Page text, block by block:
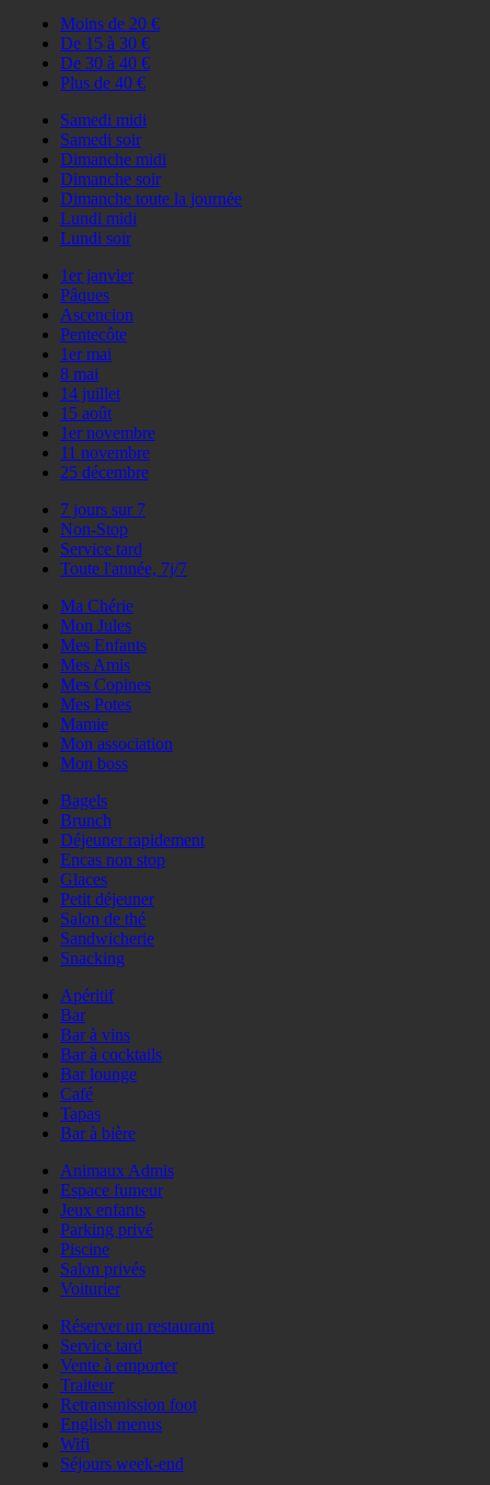
Moins de 20 €
De 15 à 30 €
De 30 à 40 €
Plus de 40 €
Samedi midi
Samedi soir
Dimanche midi
Dimanche soir
Dimanche toute la journée
Lundi midi
Lundi soir
1er janvier
Pâques
Ascencion
Pentecôte
1er mai
8 mai
14 juillet
15 août
1er novembre
11 novembre
25 décembre
7 jours sur 7
Non-Stop
Service tard
Toute l'année, 7j/7
Ma Chérie
Mon Jules
Mes Enfants
Mes Amis
Mes Copines
Mes Potes
Mamie
Mon association
Mon boss
Bagels
Brunch
Déjeuner rapidement
Encas non stop
Glaces
Petit déjeuner
Salon de thé
Sandwicherie
Snacking
Apéritif
Bar
Bar à vins
Bar à cocktails
Bar lounge
Café
Tapas
Bar à bière
Animaux Admis
Espace fumeur
Jeux enfants
Parking privé
Piscine
Salon privés
Voiturier
Réserver un restaurant
Service tard
Vente à emporter
Traiteur
Retransmission foot
English menus
Wifi
Séjours week-end